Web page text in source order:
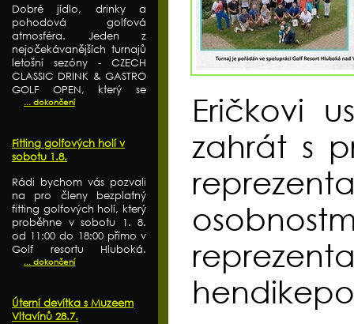
Dobré jídlo, drinky a
pohodová golfová
atmosféra. Jeden z
nejočekávanějších turnajů
letošní sezóny - CZECH
CLASSIC DRINK & GASTRO
GOLF OPEN, který se
... dokončení
Fitting golfových holí v
sobotu 1.8.
Rádi bychom vás pozvali
na pro členy bezplatný
fitting golfových holí, který
proběhne v sobotu 1. 8.
od 11:00 do 18:00 přímo v
Golf resortu Hluboká.
... dokončení
Úterní devítka s Muzeem
Vltavínů 28.7.
Eričkovi
zahrát s